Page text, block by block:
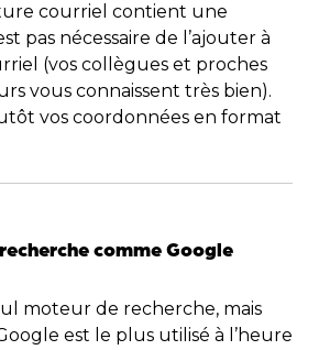
courriel contient une
pas nécessaire de l’ajouter à
(vos collègues et proches
vous connaissent très bien).
vos coordonnées en format
comme Google
moteur de recherche, mais
est le plus utilisé à l’heure